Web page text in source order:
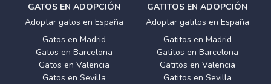
GATOS EN ADOPCIÓN
Adoptar gatos en España
Gatos en Madrid
Gatos en Barcelona
Gatos en Valencia
Gatos en Sevilla
GATITOS EN ADOPCIÓN
Adoptar gatitos en España
Gatitos en Madrid
Gatitos en Barcelona
Gatitos en Valencia
Gatitos en Sevilla